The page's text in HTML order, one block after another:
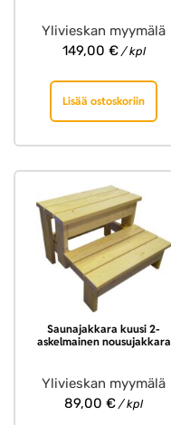
Ylivieskan myymälä
149,00 €/ kpl
Lisää ostoskoriin
Saunajakkara kuusi 2-
askelmainen nousujakkara
Ylivieskan myymälä
89,00 € / kpl